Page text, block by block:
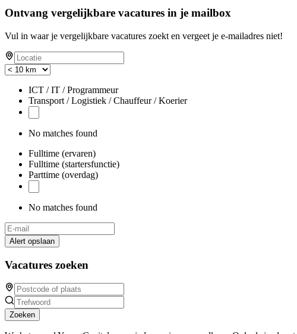
Ontvang vergelijkbare vacatures in je mailbox
Vul in waar je vergelijkbare vacatures zoekt en vergeet je e-mailadres niet!
ICT / IT / Programmeur
Transport / Logistiek / Chauffeur / Koerier
No matches found
Fulltime (ervaren)
Fulltime (startersfunctie)
Parttime (overdag)
No matches found
Alert opslaan
Vacatures zoeken
Zoeken